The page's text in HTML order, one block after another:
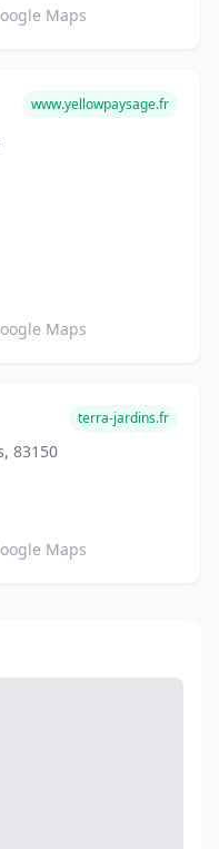
Maps
www.yellowpaysage.fr
Maps
83150
terra-jardins.fr
Maps